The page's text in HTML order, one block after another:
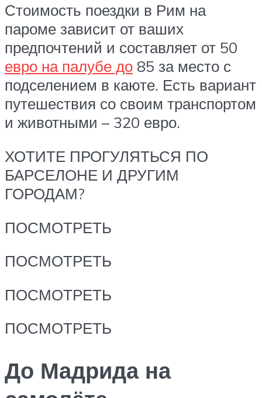
Стоимость поездки в Рим на
пароме зависит от ваших
предпочтений и составляет от 50
евро на палубе до 85 за место с
подселением в каюте. Есть вариант
путешествия со своим транспортом
и животными – 320 евро.
ХОТИТЕ ПРОГУЛЯТЬСЯ ПО
БАРСЕЛОНЕ И ДРУГИМ
ГОРОДАМ?
ПОСМОТРЕТЬ
ПОСМОТРЕТЬ
ПОСМОТРЕТЬ
ПОСМОТРЕТЬ
До Мадрида на